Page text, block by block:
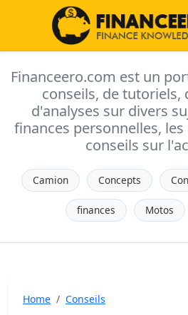
Financeero.com est un
conseils, de tutoriels,
d'analyses sur divers
finances personnelles,
conseils sur
Camion Concepts
finances Motos
Home Conseils